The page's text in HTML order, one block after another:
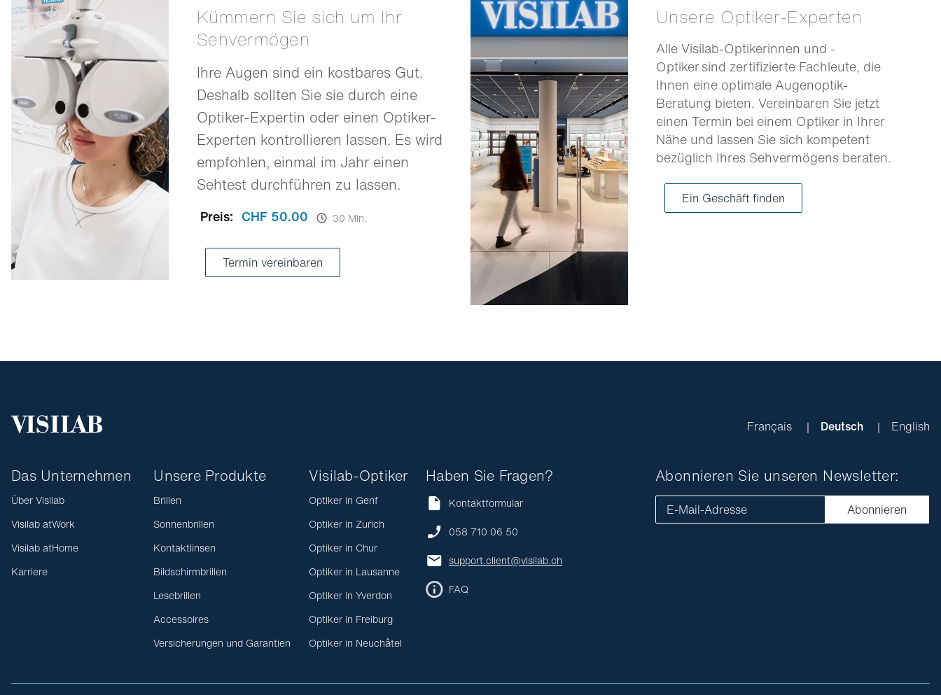
Kümmern Sie sich um Ihr
Sehvermögen
Ihre Augen sind ein kostbares Gut.
Deshalb sollten Sie sie durch eine
Optiker-Expertin oder einen Optiker-
Experten kontrollieren lassen. Es wird
empfohlen, einmal im Jahr einen
Sehtest durchführen zu lassen.
Preis: CHF 50.00 30 Min.
Termin vereinbaren
Unsere Optiker-Experten
Alle Visilab-Optikerinnen und -
Optiker sind zertifizierte Fachleute, die
Ihnen eine optimale Augenoptik-
Beratung bieten. Vereinbaren Sie jetzt
einen Termin bei einem Optiker in Ihrer
Nähe und lassen Sie sich kompetent
bezüglich Ihres Sehvermögens beraten.
Ein Geschäft finden
Français Deutsch English
Das Unternehmen
Über Visilab
Visilab atWork
Visilab atHome
Karriere
Unsere Produkte
Brillen
Sonnenbrillen
Kontaktlinsen
Bildschirmbrillen
Lesebrillen
Accessoires
Versicherungen und Garantien
Visilab-Optiker
Optiker in Genf
Optiker in Zurich
Optiker in Chur
Optiker in Lausanne
Optiker in Yverdon
Optiker in Freiburg
Optiker in Neuchâtel
Haben Sie Fragen?
Kontaktformular
058 710 06 50
support.client@visilab.ch
FAQ
Abonnieren Sie unseren Newsletter:
E-Mail-Adresse Abonnieren